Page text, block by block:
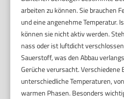
arbeiten zu können. Sie brauchen
und eine angenehme Temperatur.
können sie nicht aktiv werden.
nass oder ist luftdicht
Sauerstoff, was den Abbau
Gerüche verursacht. Verschiedene
unterschiedliche Temperaturen,
warmen Phasen. Besonders